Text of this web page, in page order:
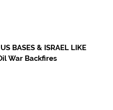
BASES & ISRAEL LIKE
War Backfires